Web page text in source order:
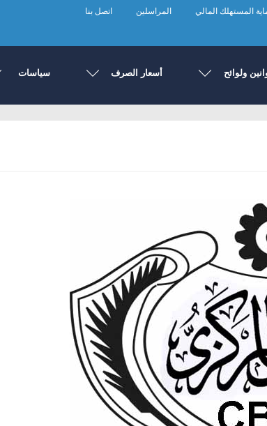
المستهلك المالي المراسلين اتصل بنا
ولوائح أسعار الصرف سياسات